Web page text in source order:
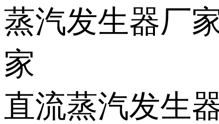
蒸汽发生器厂
家
直流蒸汽发生